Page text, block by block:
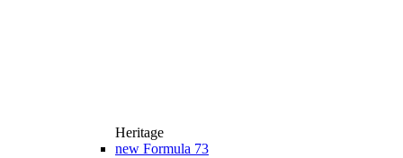
Heritage
new Formula 73